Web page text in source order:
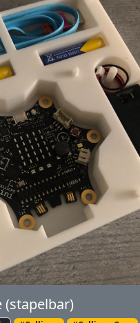
(stapelbar)